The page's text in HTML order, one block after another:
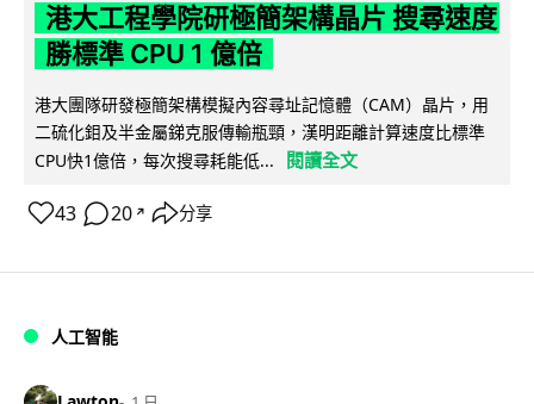
港大工程學院研極簡架構晶片 搜尋速度
勝標準 CPU 1 億倍
港大團隊研發極簡架構模擬內容尋址記憶體（CAM）晶片，用
二硫化鉬及半金屬銻克服傳輸瓶頸，漢明距離計算速度比標準
CPU快1億倍，每次搜尋耗能低...
閱讀全文
43 20 ↗ 分享
人工智能